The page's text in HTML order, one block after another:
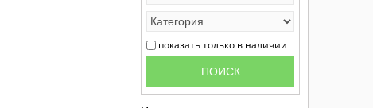
показать только в наличии